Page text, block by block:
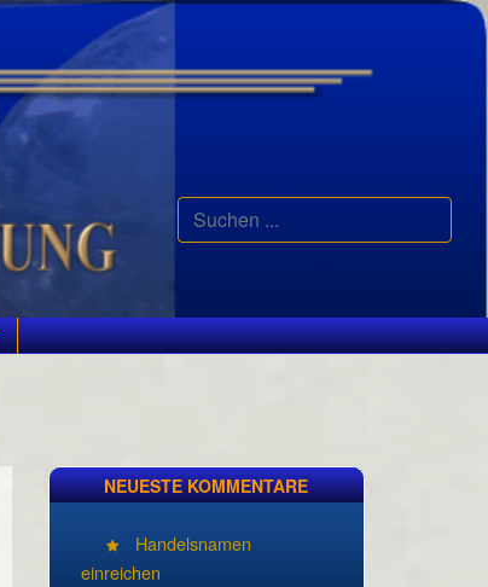
Suchen
...
NEUESTE KOMMENTARE
Handelsnamen
einreichen